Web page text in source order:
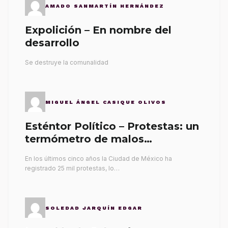
AMADO SANMARTÍN HERNÁNDEZ
Expolición – En nombre del
desarrollo
Se destruye la comunalidad
MIGUEL ÁNGEL CASIQUE OLIVOS
Esténtor Político – Protestas: un
termómetro de malos
En los últimos cinco años la Ciudad de México ha
registrado 25 mil protestas, lo…
SOLEDAD JARQUÍN EDGAR